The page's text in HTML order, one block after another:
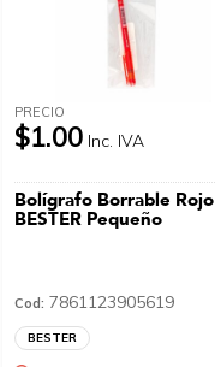
PRECIO
$1.00 Inc. IVA
Bolígrafo Borrable Rojo
BESTER Pequeño
Cod: 7861123905619
BESTER